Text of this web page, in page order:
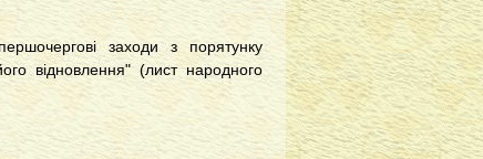
заходи з порятунку
відновлення" (лист народного